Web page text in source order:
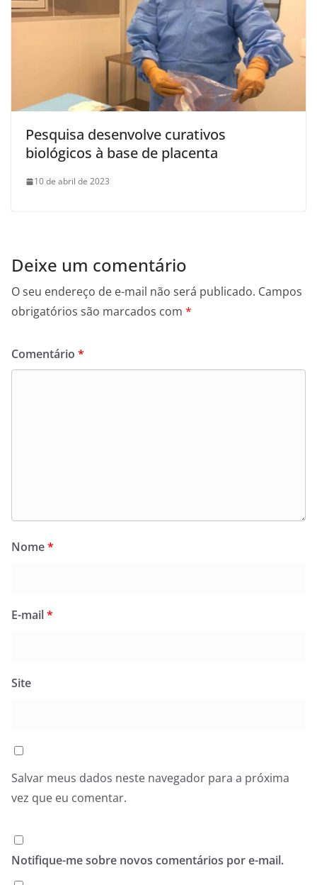
Pesquisa desenvolve curativos
biológicos à base de placenta
10 de abril de 2023
Deixe um comentário
O seu endereço de e-mail não será publicado. Campos
obrigatórios são marcados com *
Comentário *
Nome*
E-mail*
Site
Salvar meus dados neste navegador para a próxima
vez que eu comentar.
Notifique-me sobre novos comentários por e-mail.